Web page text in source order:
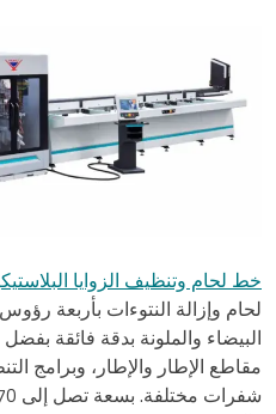
خط لحام وتنظيف الزوايا
لحام وإزالة النتوءات بأربعة
البيضاء والملونة بدقة فائقة